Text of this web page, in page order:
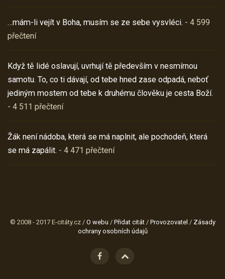
…mám-li vejít v Boha, musím se ze sebe vysvléci. - 4 599
přečtení
Když tě lidé oslavují, uvrhují tě především v nesmírnou
samotu. To, co ti dávají, od tebe hned zase odpadá, neboť
jediným mostem od tebe k druhému člověku je cesta Boží.
- 4 511 přečtení
Žák není nádoba, která se má naplnit, ale pochodeň, která
se má zapálit. - 4 471 přečtení
© 2008 - 2017 E-citáty.cz / O webu / Přidat citát/ Provozovatel / Zásady
ochrany osobních údajů